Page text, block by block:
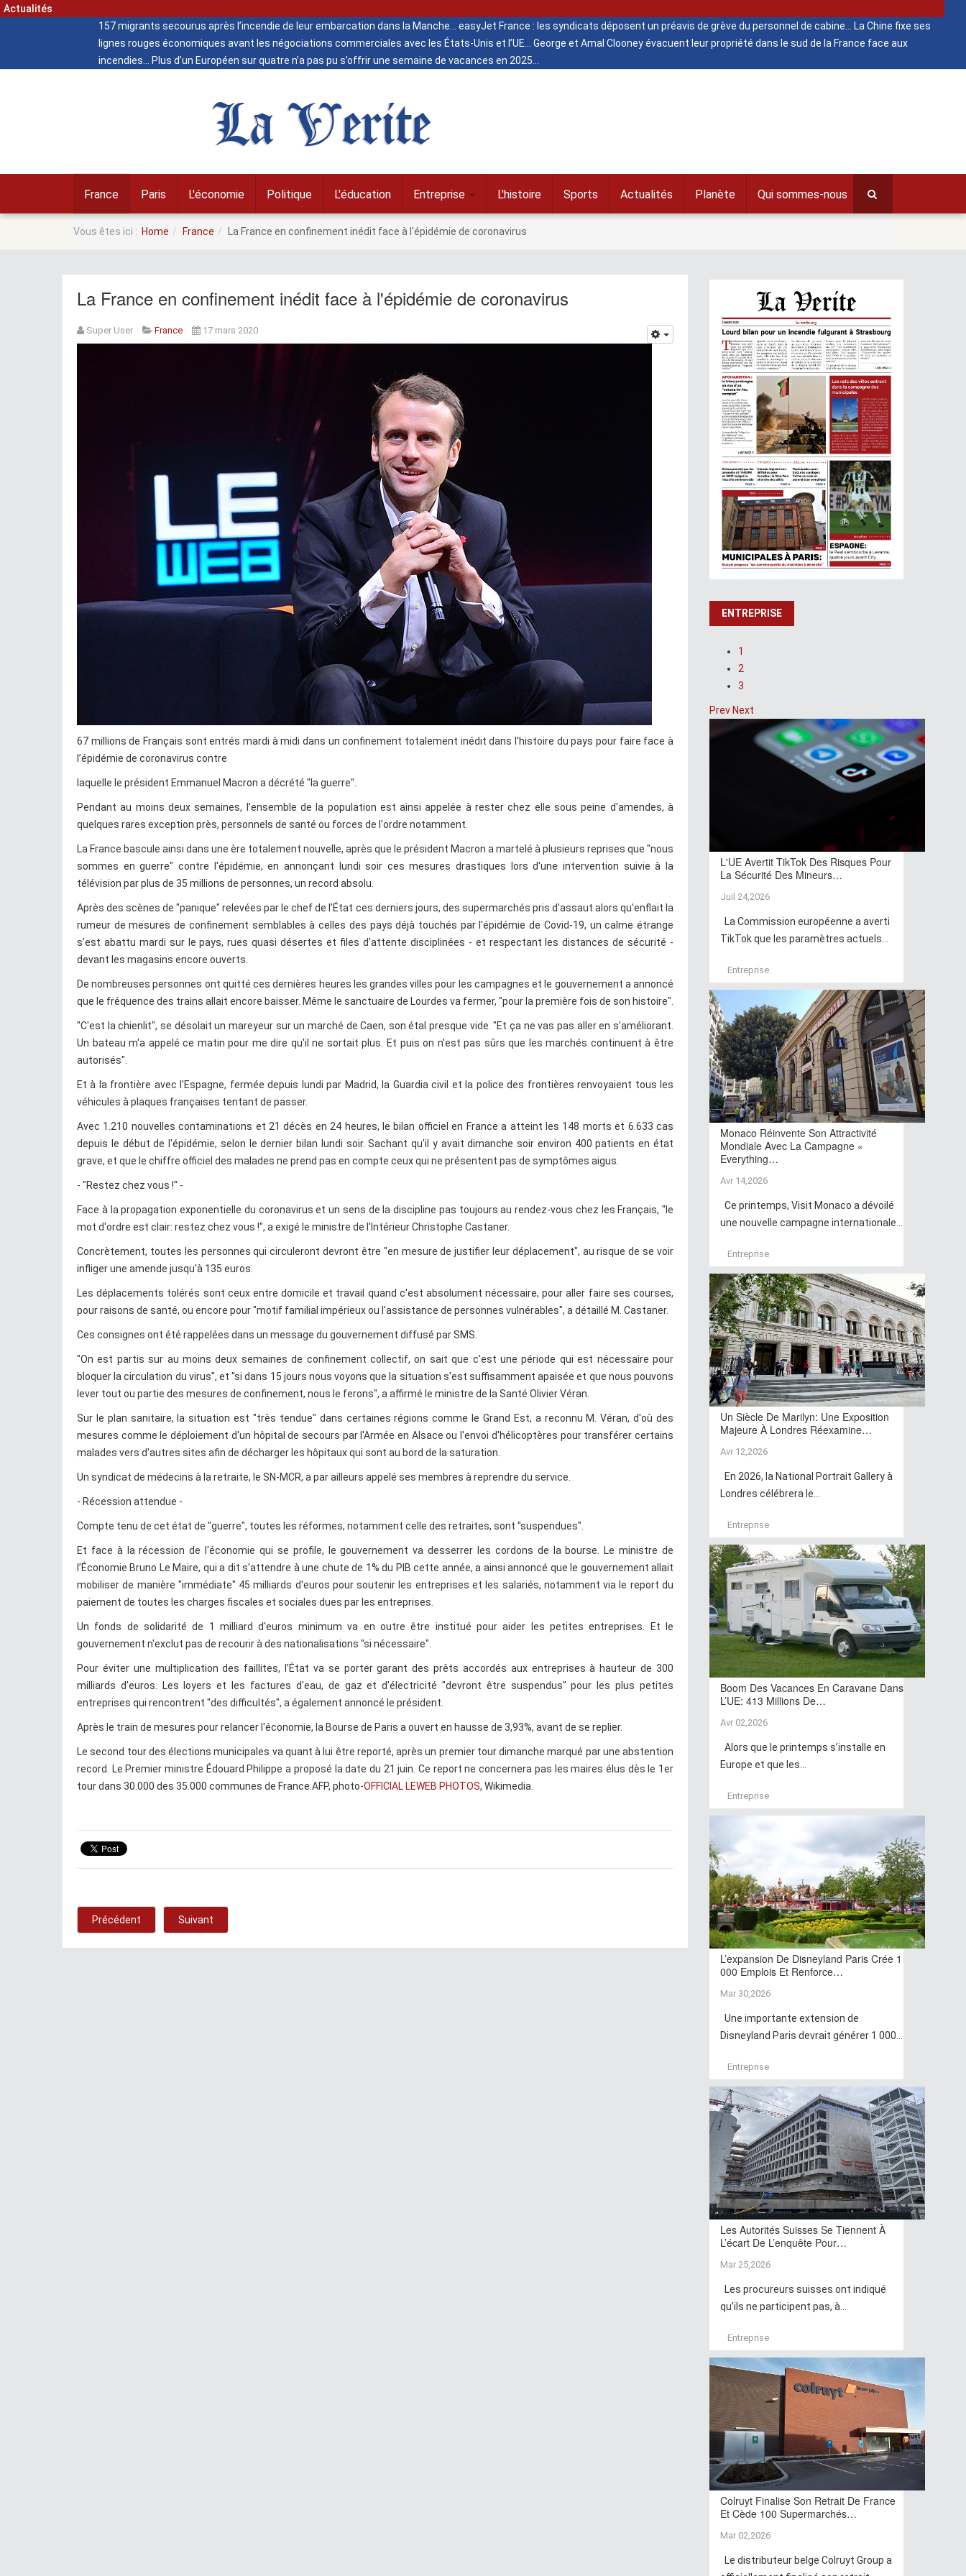
Actualités
157 migrants secourus après l’incendie de leur embarcation dans la Manche
easyJet France : les syndicats déposent un préavis de grève du personnel de cabine
La Chine fixe ses
lignes rouges économiques avant les négociations commerciales avec les États-Unis et l’UE
George et Amal Clooney évacuent leur propriété dans le sud de la France face aux
incendies
Plus d’un Européen sur quatre n’a pas pu s’offrir une semaine de vacances en 2025
La Verite
France Paris L'économie Politique L'éducation Entreprise L'histoire Sports Actualités Planète Qui sommes-nous
Vous êtes ici : Home France La France en confinement inédit face à l'épidémie de coronavirus
La France en confinement inédit face à l'épidémie de coronavirus
Super User France 17 mars 2020
67 millions de Français sont entrés mardi à midi dans un confinement totalement inédit dans l'histoire du pays pour faire face à
l’épidémie de coronavirus contre
laquelle le président Emmanuel Macron a décrété "la guerre".
Pendant au moins deux semaines, l'ensemble de la population est ainsi appelée à rester chez elle sous peine d'amendes, à
quelques rares exception près, personnels de santé ou forces de l'ordre notamment.
La France bascule ainsi dans une ère totalement nouvelle, après que le président Macron a martelé à plusieurs reprises que "nous
sommes en guerre" contre l'épidémie, en annonçant lundi soir ces mesures drastiques lors d'une intervention suivie à la
télévision par plus de 35 millions de personnes, un record absolu.
Après des scènes de "panique" relevées par le chef de l’État ces derniers jours, des supermarchés pris d'assaut alors qu'enflait la
rumeur de mesures de confinement semblables à celles des pays déjà touchés par l'épidémie de Covid-19, un calme étrange
s'est abattu mardi sur le pays, rues quasi désertes et files d'attente disciplinées - et respectant les distances de sécurité -
devant les magasins encore ouverts.
De nombreuses personnes ont quitté ces dernières heures les grandes villes pour les campagnes et le gouvernement a annoncé
que le fréquence des trains allait encore baisser. Même le sanctuaire de Lourdes va fermer, "pour la première fois de son histoire".
"C'est la chienlit", se désolait un mareyeur sur un marché de Caen, son étal presque vide. "Et ça ne vas pas aller en s'améliorant.
Un bateau m'a appelé ce matin pour me dire qu'il ne sortait plus. Et puis on n'est pas sûrs que les marchés continuent à être
autorisés".
Et à la frontière avec l'Espagne, fermée depuis lundi par Madrid, la Guardia civil et la police des frontières renvoyaient tous les
véhicules à plaques françaises tentant de passer.
Avec 1.210 nouvelles contaminations et 21 décès en 24 heures, le bilan officiel en France a atteint les 148 morts et 6.633 cas
depuis le début de l'épidémie, selon le dernier bilan lundi soir. Sachant qu'il y avait dimanche soir environ 400 patients en état
grave, et que le chiffre officiel des malades ne prend pas en compte ceux qui ne présentent pas de symptômes aigus.
- "Restez chez vous !" -
Face à la propagation exponentielle du coronavirus et un sens de la discipline pas toujours au rendez-vous chez les Français, "le
mot d'ordre est clair: restez chez vous !", a exigé le ministre de l'Intérieur Christophe Castaner.
Concrètement, toutes les personnes qui circuleront devront être "en mesure de justifier leur déplacement", au risque de se voir
infliger une amende jusqu'à 135 euros.
Les déplacements tolérés sont ceux entre domicile et travail quand c'est absolument nécessaire, pour aller faire ses courses,
pour raisons de santé, ou encore pour "motif familial impérieux ou l'assistance de personnes vulnérables", a détaillé M. Castaner.
Ces consignes ont été rappelées dans un message du gouvernement diffusé par SMS.
"On est partis sur au moins deux semaines de confinement collectif, on sait que c'est une période qui est nécessaire pour
bloquer la circulation du virus", et "si dans 15 jours nous voyons que la situation s'est suffisamment apaisée et que nous pouvons
lever tout ou partie des mesures de confinement, nous le ferons", a affirmé le ministre de la Santé Olivier Véran.
Sur le plan sanitaire, la situation est "très tendue" dans certaines régions comme le Grand Est, a reconnu M. Véran, d'où des
mesures comme le déploiement d'un hôpital de secours par l'Armée en Alsace ou l'envoi d'hélicoptères pour transférer certains
malades vers d'autres sites afin de décharger les hôpitaux qui sont au bord de la saturation.
Un syndicat de médecins à la retraite, le SN-MCR, a par ailleurs appelé ses membres à reprendre du service.
- Récession attendue -
Compte tenu de cet état de "guerre", toutes les réformes, notamment celle des retraites, sont "suspendues".
Et face à la récession de l'économie qui se profile, le gouvernement va desserrer les cordons de la bourse. Le ministre de
l’Économie Bruno Le Maire, qui a dit s'attendre à une chute de 1% du PIB cette année, a ainsi annoncé que le gouvernement allait
mobiliser de manière "immédiate" 45 milliards d'euros pour soutenir les entreprises et les salariés, notamment via le report du
paiement de toutes les charges fiscales et sociales dues par les entreprises.
Un fonds de solidarité de 1 milliard d'euros minimum va en outre être institué pour aider les petites entreprises. Et le
gouvernement n'exclut pas de recourir à des nationalisations "si nécessaire".
Pour éviter une multiplication des faillites, l’État va se porter garant des prêts accordés aux entreprises à hauteur de 300
milliards d'euros. Les loyers et les factures d'eau, de gaz et d'électricité "devront être suspendus" pour les plus petites
entreprises qui rencontrent "des difficultés", a également annoncé le président.
Après le train de mesures pour relancer l'économie, la Bourse de Paris a ouvert en hausse de 3,93%, avant de se replier.
Le second tour des élections municipales va quant à lui être reporté, après un premier tour dimanche marqué par une abstention
record. Le Premier ministre Édouard Philippe a proposé la date du 21 juin. Ce report ne concernera pas les maires élus dès le 1er
tour dans 30.000 des 35.000 communes de France.AFP, photo-OFFICIAL LEWEB PHOTOS, Wikimedia.
Précédent Suivant
ENTREPRISE
1
2
3
Prev Next
L'UE Avertit TikTok Des Risques Pour
La Sécurité Des Mineurs…
Juil 24,2026
La Commission européenne a averti
TikTok que les paramètres actuels...
Entreprise
Monaco Réinvente Son Attractivité
Mondiale Avec La Campagne «
Everything…
Avr 14,2026
Ce printemps, Visit Monaco a dévoilé
une nouvelle campagne internationale...
Entreprise
Un Siècle De Marilyn: Une Exposition
Majeure À Londres Réexamine…
Avr 12,2026
En 2026, la National Portrait Gallery à
Londres célébrera le...
Entreprise
Boom Des Vacances En Caravane Dans
L’UE: 413 Millions De…
Avr 02,2026
Alors que le printemps s’installe en
Europe et que les...
Entreprise
L’expansion De Disneyland Paris Crée 1
000 Emplois Et Renforce…
Mar 30,2026
Une importante extension de
Disneyland Paris devrait générer 1 000...
Entreprise
Les Autorités Suisses Se Tiennent À
L’écart De L’enquête Pour…
Mar 25,2026
Les procureurs suisses ont indiqué
qu’ils ne participent pas, à...
Entreprise
Colruyt Finalise Son Retrait De France
Et Cède 100 Supermarchés…
Mar 02,2026
Le distributeur belge Colruyt Group a